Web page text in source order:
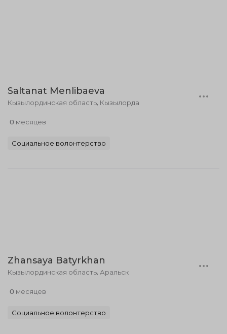
Saltanat Menlibaeva
Кызылординская область, Кызылорда
0 месяцев
Социальное волонтерство
Zhansaya Batyrkhan
Кызылординская область, Аральск
0 месяцев
Социальное волонтерство